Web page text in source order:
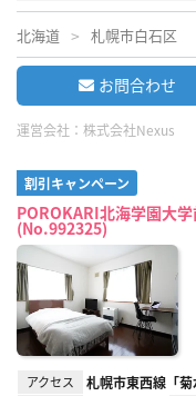
北海道 札幌市白石区
お問合わせ
運営会社： 株式会社Nexus
割引キャンペーン
POROKARI北海学園大
(No.992325)
アクセス 札幌市東西線「